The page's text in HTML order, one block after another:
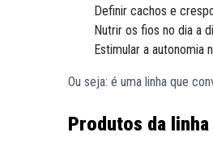
Definir cachos e
Nutrir os fios no dia a
Estimular a autonomia
Ou seja: é uma linha que
Produtos da linha